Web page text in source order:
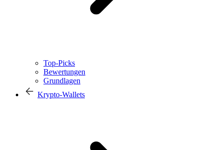
Top-Picks
Bewertungen
Grundlagen
Krypto-Wallets